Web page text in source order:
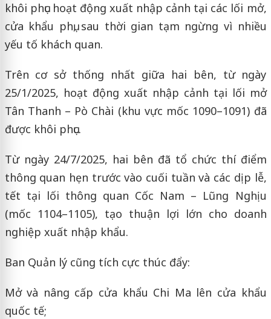
khôi phục hoạt động xuất nhập cảnh tại các lối mở,
cửa khẩu phụ, sau thời gian tạm ngừng vì nhiều
yếu tố khách quan.
Trên cơ sở thống nhất giữa hai bên, từ ngày
25/1/2025, hoạt động xuất nhập cảnh tại lối mở
Tân Thanh – Pò Chài (khu vực mốc 1090–1091) đã
được khôi phục.
Từ ngày 24/7/2025, hai bên đã tổ chức thí điểm
thông quan hẹn trước vào cuối tuần và các dịp lễ,
tết tại lối thông quan Cốc Nam – Lũng Nghịu
(mốc 1104–1105), tạo thuận lợi lớn cho doanh
nghiệp xuất nhập khẩu.
Ban Quản lý cũng tích cực thúc đẩy:
Mở và nâng cấp cửa khẩu Chi Ma lên cửa khẩu
quốc tế;